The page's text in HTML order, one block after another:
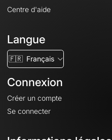
Centre d'aide
Langue
🇫🇷 Français
Connexion
Créer un compte
Se connecter